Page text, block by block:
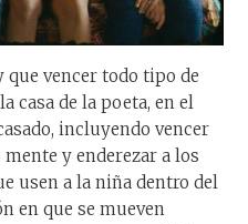
que vencer todo tipo de
casa de la poeta, en el
incluyendo vencer
y enderezar a los
usen a la niña dentro del
en que se mueven